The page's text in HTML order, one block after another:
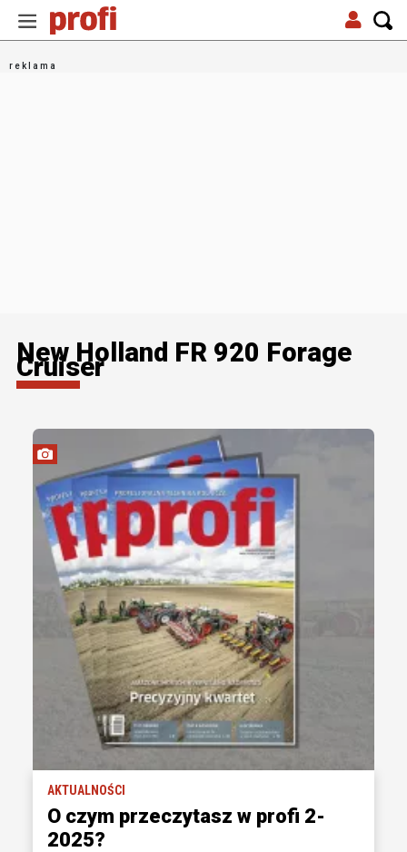
New Holland FR 920 Forage
Cruiser
AKTUALNOŚCI
O czym przeczytasz w profi 2-
2025?